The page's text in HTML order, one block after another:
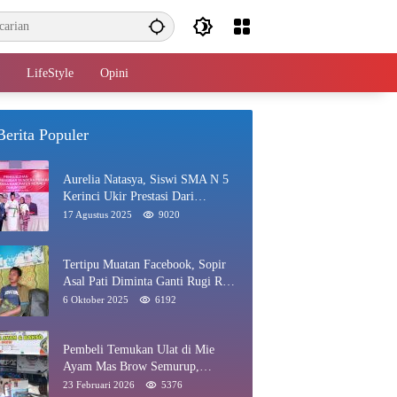
LifeStyle Opini
Populer
Aurelia Natasya, Siswi SMA N 5
Kerinci Ukir Prestasi Dari
Paskibraka Hingga Juara Gadis
17 Agustus 2025 9020
Tertipu Muatan Facebook, Sopir
Asal Pati Diminta Ganti Rugi Rp
40 Juta di Rawang
6 Oktober 2025 6192
Pembeli Temukan Ulat di Mie
Ayam Mas Brow Semurup,
Pengelola Minta Maaf
23 Februari 2026 5376